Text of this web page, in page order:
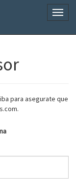
para asegurate que